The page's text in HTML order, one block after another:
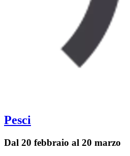
Pesci
Dal 20 febbraio al 20 marzo